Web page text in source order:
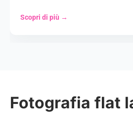
Scopri di più →
Fotografia flat